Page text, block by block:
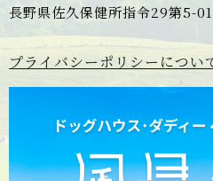
長野県佐久保健所指令29第5-
プライバシーポリシーについ